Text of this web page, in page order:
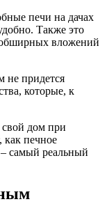
печи на дачах
Также это
обширных вложений
не придется
которые, к
свой дом при
как печное
самый реальный